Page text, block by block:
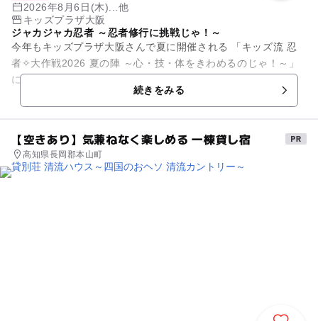
2026年8月6日(木)...他
キッズプラザ大阪
ジャカジャカ忍者 ～忍者修行に挑戦じゃ！～
今年もキッズプラザ大阪さんで夏に開催される 「キッズ流 忍
者✧大作戦2026 夏の陣 ～心・技・体をきわめるのじゃ！～」
に 忍者堂が参加します！ 忍者のお仕事や忍者道具の使い方な
続きをみる
【空きあり】気兼ねなく楽しめる 一棟貸し宿
高知県長岡郡本山町